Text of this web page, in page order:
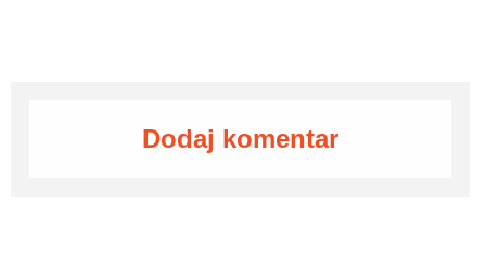
Dodaj komentar